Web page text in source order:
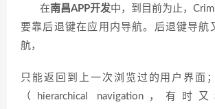
在南昌APP开发中，到目前为止，
要靠后退键在应用内导航。后退键导航
航，
只能返回到上一次浏览过的用户界面
（hierarchical navigation，有时又